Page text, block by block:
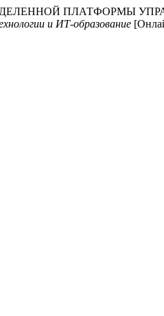
ПЛАТФОРМЫ
и ИТ-образование